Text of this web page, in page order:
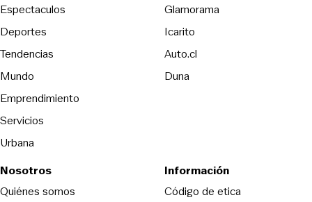
Espectaculos
Deportes
Tendencias
Mundo
Emprendimiento
Servicios
Urbana
Glamorama
Icarito
Auto.cl
DunaOpens in new window
Nosotros
Quiénes somos
Información
Código de eticaOpens in new